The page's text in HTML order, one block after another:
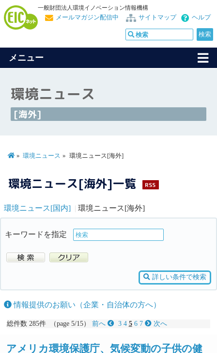
一般財団法人環境イノベーション情報機構
ヘルプ
サイトマップ
メールマガジン配信中
メニュー
環境ニュース
[海外]
環境ニュース 環境ニュース[海外]
環境ニュース[海外]一覧 RSS
環境ニュース[国内] 環境ニュース[海外]
キーワードを指定
詳しい条件で検索
情報提供のお願い（企業・自治体の方へ）
総件数 285件 （page 5/15） 前へ 3 4 5 6 7 次へ
アメリカ環境保護庁、気候変動の子供の健